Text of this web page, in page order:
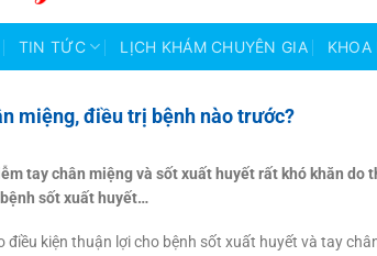
TIN TỨC LỊCH KHÁM CHUYÊN GIA KHOA
miệng, điều trị bệnh nào trước?
tay chân miệng và sốt xuất huyết rất khó khăn do
sốt xuất huyết…
kiện thuận lợi cho bệnh sốt xuất huyết và tay